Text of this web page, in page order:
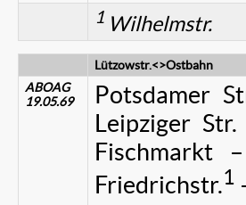
1 Wilhelmstr.
Lützowstr.<>Ostbahn
ABOAG
19.05.69
Potsdamer
Leipziger
Fischmarkt
Friedrichstr.1